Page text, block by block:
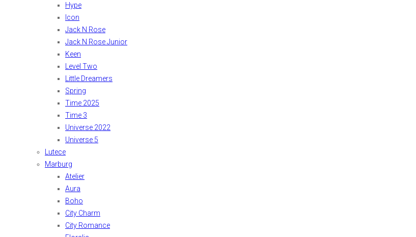
Hype
Icon
Jack N Rose
Jack N Rose Junior
Keen
Level Two
Little Dreamers
Spring
Time 2025
Time 3
Universe 2022
Universe 5
Lutece
Marburg
Atelier
Aura
Boho
City Charm
City Romance